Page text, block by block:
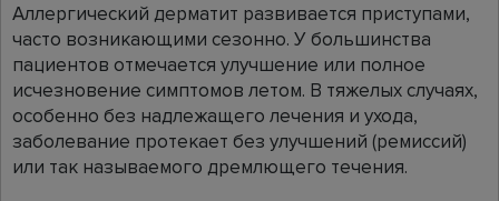
Аллергический дерматит развивается приступами,
часто возникающими сезонно. У большинства
пациентов отмечается улучшение или полное
исчезновение симптомов летом. В тяжелых случаях,
особенно без надлежащего лечения и ухода,
заболевание протекает без улучшений (ремиссий)
или так называемого дремлющего течения.